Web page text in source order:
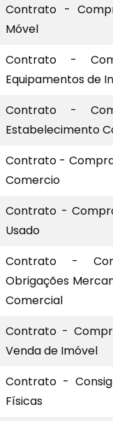
Contrato -
Móvel
Contrato -
Equipamentos de
Contrato -
Estabelecimento
Contrato -
Comercio
Contrato -
Usado
Contrato -
Obrigações
Comercial
Contrato -
Venda de Imóvel
Contrato -
Físicas